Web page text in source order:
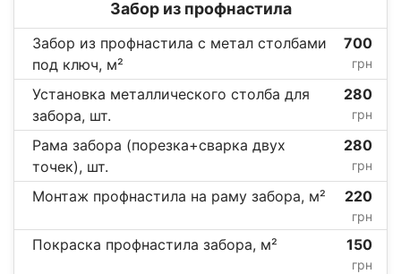
Забор из профнастила
Забор из профнастила с метал столбами
под ключ, м²
700
грн
Установка металлического столба для
забора, шт.
280
грн
Рама забора (порезка+сварка двух
точек), шт.
280
грн
Монтаж профнастила на раму забора, м² 220
грн
Покраска профнастила забора, м² 150
грн